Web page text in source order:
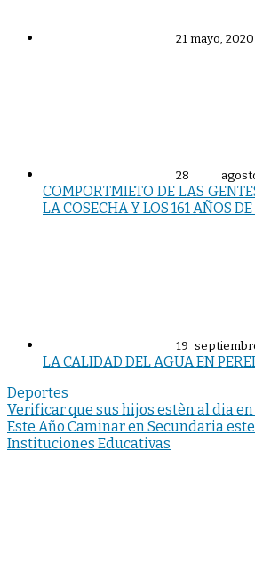
21 mayo, 2020
28
COMPORTMIETO DE LAS
LA COSECHA Y LOS 161 AÑOS
19
LA CALIDAD DEL AGUA EN
Deportes
Navegación
de
Verificar que sus hijos estèn al dia
Este Año Caminar en Secundaria
Instituciones Educativas